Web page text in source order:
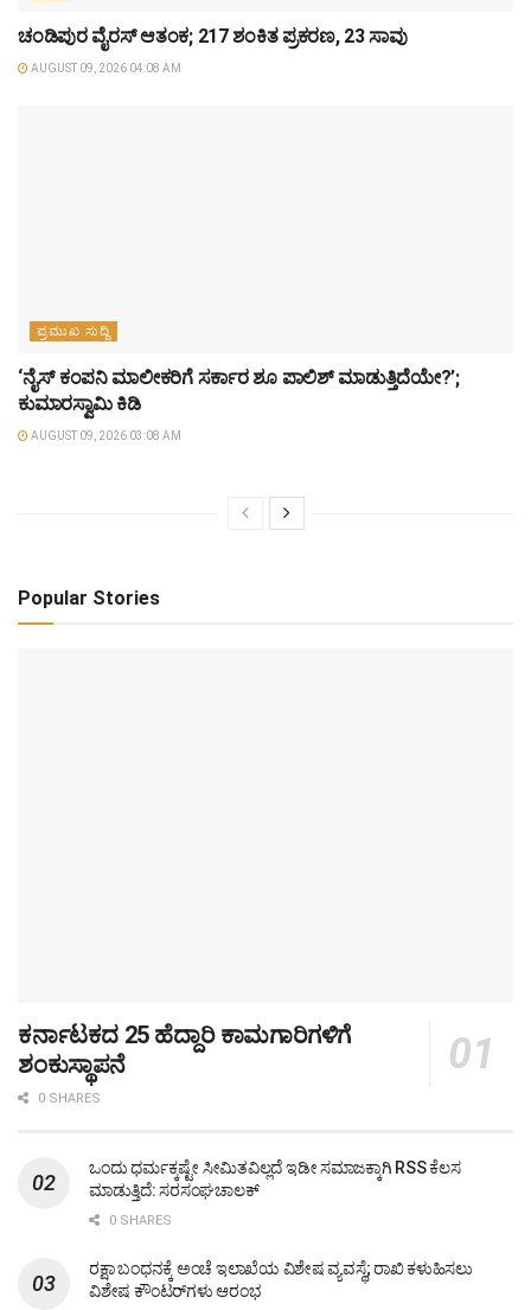
ಚಂಡಿಪುರ ವೈರಸ್ ಆತಂಕ; 217 ಶಂಕಿತ ಪ್ರಕರಣ, 23 ಸಾವು
AUGUST 09, 2026 04:08 AM
ಪ್ರಮುಖ ಸುದ್ದಿ
‘ನೈಸ್ ಕಂಪನಿ ಮಾಲೀಕರಿಗೆ ಸರ್ಕಾರ ಶೂ ಪಾಲಿಶ್ ಮಾಡುತ್ತಿದೆಯೇ?’;
ಕುಮಾರಸ್ವಾಮಿ ಕಿಡಿ
AUGUST 09, 2026 03:08 AM
Popular Stories
ಕರ್ನಾಟಕದ 25 ಹೆದ್ದಾರಿ ಕಾಮಗಾರಿಗಳಿಗೆ
ಶಂಕುಸ್ಥಾಪನೆ
0 SHARES
ಒಂದು ಧರ್ಮಕ್ಕಷ್ಟೇ ಸೀಮಿತವಿಲ್ಲದೆ ಇಡೀ ಸಮಾಜಕ್ಕಾಗಿ RSS ಕೆಲಸ
ಮಾಡುತ್ತಿದೆ: ಸರಸಂಘಚಾಲಕ್
0 SHARES
ರಕ್ಷಾ ಬಂಧನಕ್ಕೆ ಅಂಚೆ ಇಲಾಖೆಯ ವಿಶೇಷ ವ್ಯವಸ್ಥೆ; ರಾಖಿ ಕಳುಹಿಸಲು
ವಿಶೇಷ ಕೌಂಟರ್‌ಗಳು ಆರಂಭ